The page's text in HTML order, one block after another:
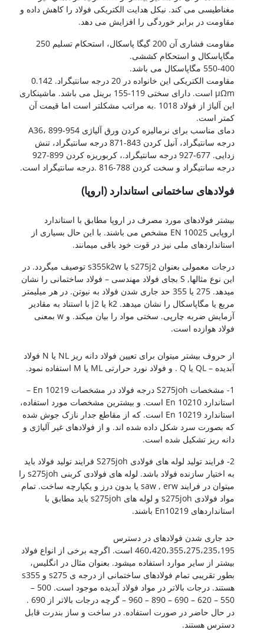
مغناطیسی می کند. نیکل هدایت الکتریکی فولاد را کاهش داده و
مقاومت در برابر خوردگی را افزایش می دهد.
مقاومت فشاری آن 200 گیگا پاسکال، استحکام تسلیم 250
مگاپاسکال و استحکام کششی.
550-400 مگاپاسکال می باشد.
مقاومت الکتریکی این خانواده در 20 درجه سانتیگراد. 0.142
μΩm است. دارای سختی 119-155 برینل می باشد. ماشینکاری
این آلیاژ از فولاد 1018 .به مراتب مشکلتر است اما قیمت آن
کمتر است.
دمای مناسب برای نرمالیزه کردن ورق آلیاژی A36، 899-954
درجه سانتیگراد، آنیل کردن 843-871 درجه سانتیگراد، تنش
زدایی. 677-927 درجه سانتیگراد.، کربوریزه کردن 899-927
درجه سانتیگراد و سخت کردن 788-816 .درجه سانتیگراد است.
فولادهای ساختمانی استاندارد (اروپا)
بیشتر فولادهای مورد مصرف در اروپا مطابق با استاندارد
اروپایی EN 10025 مشخص می باشند. با این حال بسیاری از
استانداردهای ملی نیز در قوت خود باقی میمانند.
درجات معمولی بعنوان s275j2 یا s355k2w توصیف میگردد. در
این نوع مثالها, S بجای فولاد مهندسی – فولاد ساختمانی را نشان
میدهد. 275 یا 355 حد جاری شدن فولاد به نیوتن. در هر میلیمتر
مربع یا مگاپاسکال را نشان میدهد. k2 یا j2 با استناد به مقادیر
آزمایش ضربه چارپی. سختی مواد را بیان میکند. و w بمعنی
فولاد هوازده است.
از حروف بیشتر میتوان برای تعیین فولاد دانه ریز NL یا N فولاد
آبدیده – QL یا Q . و فولاد نورد حرارتی ML یا M استفاده نمود.
1- مشخصات S275joh درجه فولاد در مشخصات En 10219 –
استاندارد En 10210 است. و بیشترین مشخصات مورد استفاده،
استاندارد En 10219 است. که از مقاطع جدار نازک جوش شده
که بصورت سرد شکل داده شده اند. و از فولادهای غیر آلیاژی و
دانه ریز تشکیل شده است.
2- فرایند تولید لوله های فولادی S275joh فرایند تولید فولاد باید
به اختیار سازنده فولاد باشد. لوله های فولادی کربنی s275joh را
میتوان در فرایند saw , erw یا بدون درز و یکپارچه ساخت. تمام
مواد فولادی s275joh و لوله های s275joh باید مطابق با
استانداردهای En10219 باشند.
حد جاری شدن فولادهای در دسترس
460،420،355،275،235،195 است. اگرچه برخی از انواع فولاد
بیشتر از سایر موارد استفاده میشود. بعنوان مثال در انگلیس،
بطور تقریبی تمام فولادهای ساختمانی از درجه ی s275 و s355
هستند. درجات بالاتر در مواد فولاد آبدیده موجود است. 500 –
550 – 620 – 690 – 890 – 960 – گرچه درجات بالاتر از 690 .
در حال حاضر در صورت استفاده. در ساخت و ساز بندرت قابل
دسترس هستند.